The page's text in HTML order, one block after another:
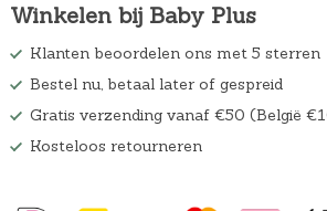
Winkelen bij Baby Plus
Klanten beoordelen ons met 5 sterren
Bestel nu, betaal later of gespreid
Gratis verzending vanaf €50 (België
Kosteloos retourneren